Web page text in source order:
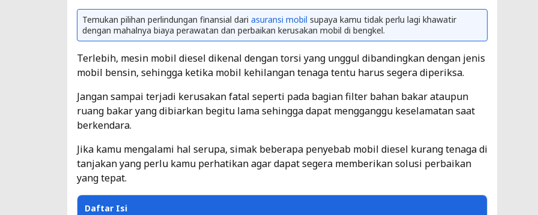
Temukan pilihan perlindungan finansial dari asuransi mobil supaya kamu tidak perlu lagi khawatir
dengan mahalnya biaya perawatan dan perbaikan kerusakan mobil di bengkel.
Terlebih, mesin mobil diesel dikenal dengan torsi yang unggul dibandingkan dengan jenis
mobil bensin, sehingga ketika mobil kehilangan tenaga tentu harus segera diperiksa.
Jangan sampai terjadi kerusakan fatal seperti pada bagian filter bahan bakar ataupun
ruang bakar yang dibiarkan begitu lama sehingga dapat mengganggu keselamatan saat
berkendara.
Jika kamu mengalami hal serupa, simak beberapa penyebab mobil diesel kurang tenaga di
tanjakan yang perlu kamu perhatikan agar dapat segera memberikan solusi perbaikan
yang tepat.
Daftar Isi